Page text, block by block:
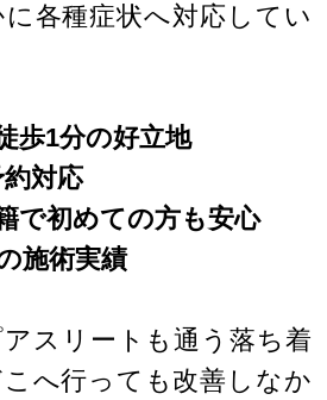
各種症状へ対応してい
歩1分の好立地
約対応
で初めての方も安心
施術実績
スリートも通う落ち着
へ行っても改善しなか